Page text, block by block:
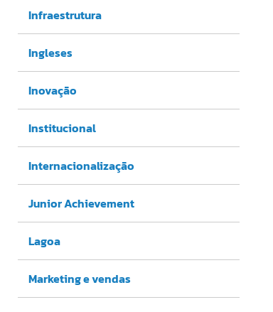
Infraestrutura
Ingleses
Inovação
Institucional
Internacionalização
Junior Achievement
Lagoa
Marketing e vendas